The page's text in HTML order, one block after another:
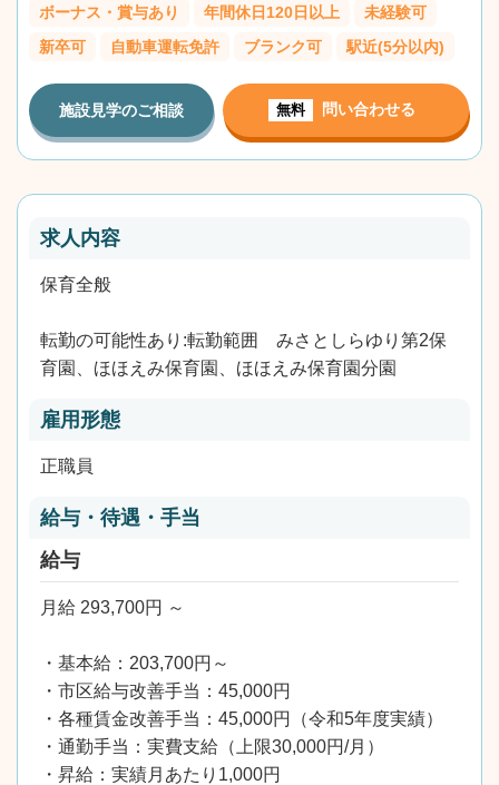
ボーナス・賞与あり 年間休日120日以上
未経験可
新卒可
自動車運転免許 ブランク可 駅近(5分以内)
施設見学のご相談 無料 問い合わせる
求人内容
保育全般
転勤の可能性あり:転勤範囲 みさとしらゆり第2保
育園、ほほえみ保育園、ほほえみ保育園分園
雇用形態
正職員
給与・待遇・手当
給与
月給 293,700円 ～
・基本給：203,700円～
・市区給与改善手当：45,000円
・各種賃金改善手当：45,000円（令和5年度実績）
・通勤手当：実費支給（上限30,000円/月）
・昇給：実績月あたり1,000円